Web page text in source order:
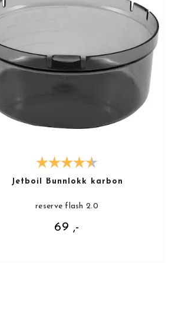
Jetboil Bunnlokk karbon
reserve flash 2.0
69 ,-